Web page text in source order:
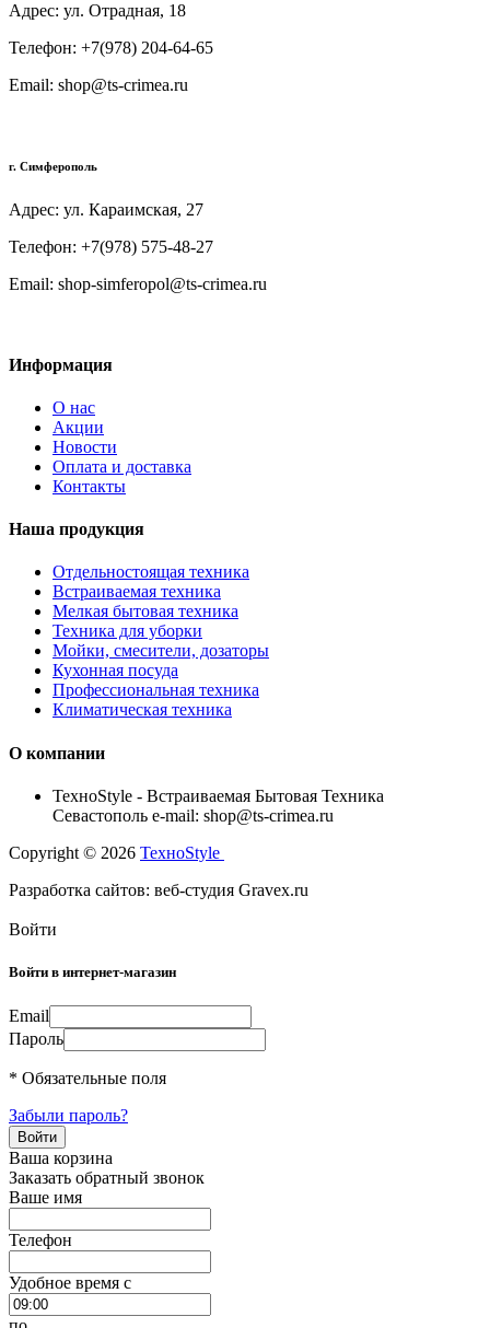
Адрес: ул. Отрадная, 18
Телефон: +7(978) 204-64-65
Email: shop@ts-crimea.ru
г. Симферополь
Адрес: ул. Караимская, 27
Телефон: +7(978) 575-48-27
Email: shop-simferopol@ts-crimea.ru
Информация
О нас
Акции
Новости
Оплата и доставка
Контакты
Наша продукция
Отдельностоящая техника
Встраиваемая техника
Мелкая бытовая техника
Техника для уборки
Мойки, смесители, дозаторы
Кухонная посуда
Профессиональная техника
Климатическая техника
О компании
TexноStyle - Встраиваемая Бытовая Техника
Севастополь e-mail: shop@ts-crimea.ru
Copyright © 2026 TexноStyle
Разработка сайтов: веб-студия Gravex.ru
Войти
Войти в интернет-магазин
Email
Пароль
* Обязательные поля
Забыли пароль?
Ваша корзина
Заказать обратный звонок
Ваше имя
Телефон
Удобное время c